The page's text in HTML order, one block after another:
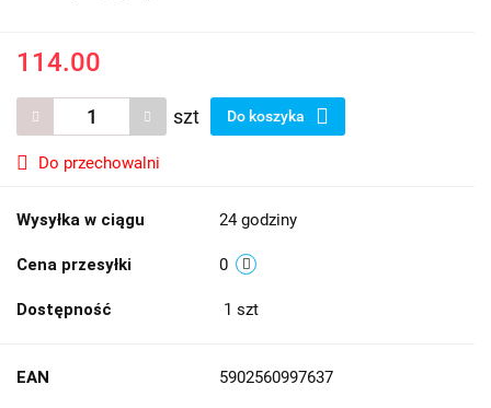
114.00
szt Do koszyka
Do przechowalni
Wysyłka w ciągu 24 godziny
Cena przesyłki 0
Dostępność 1 szt
EAN 5902560997637